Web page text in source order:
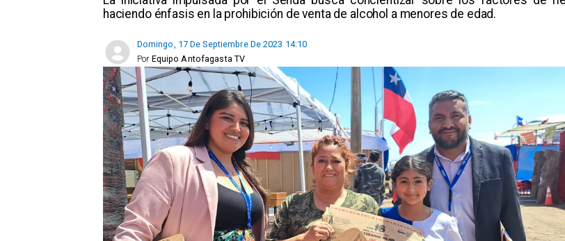
haciendo énfasis en la prohibición de venta de alcohol a menores de edad.
Domingo, 17 De Septiembre De 2023 14:10
Equipo Antofagasta TV
Por